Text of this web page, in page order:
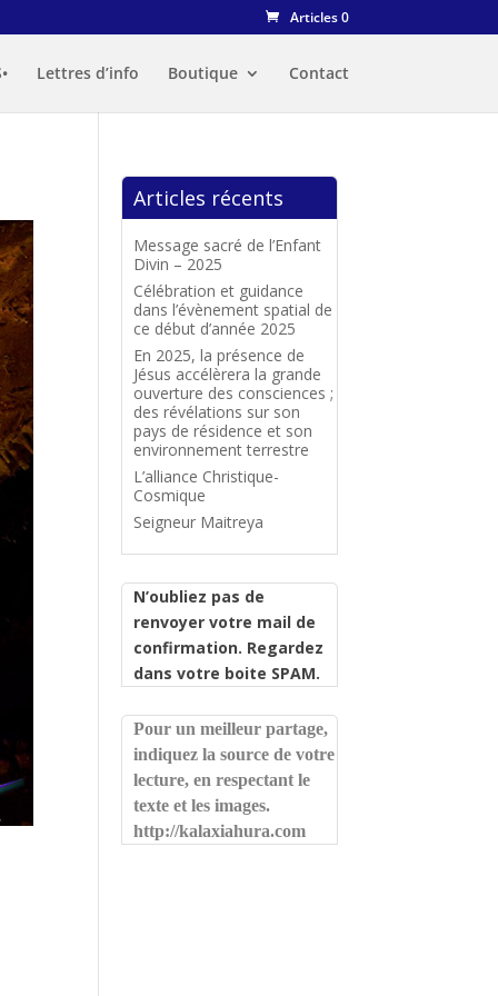
Articles 0
Lettres d’info Boutique Contact
Articles récents
Message sacré de l’Enfant
Divin – 2025
Célébration et guidance
dans l’évènement spatial de
ce début d’année 2025
En 2025, la présence de
Jésus accélèrera la grande
ouverture des consciences ;
des révélations sur son
pays de résidence et son
environnement terrestre
L’alliance Christique-
Cosmique
Seigneur Maitreya
N’oubliez pas de
renvoyer votre mail de
confirmation. Regardez
dans votre boite SPAM.
Pour un meilleur partage,
indiquez la source de votre
lecture, en respectant le
texte et les images.
http://kalaxiahura.com